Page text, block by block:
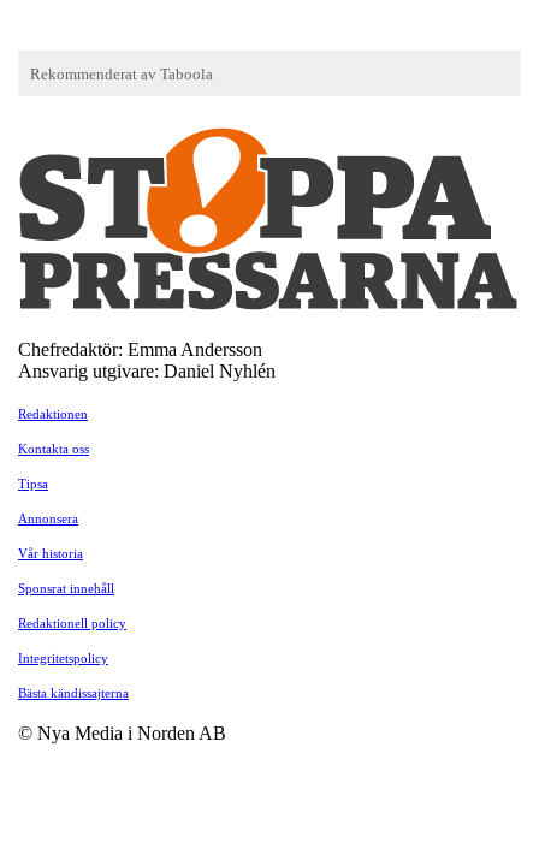
Chefredaktör: Emma Andersson
Ansvarig utgivare: Daniel Nyhlén
Redaktionen
Kontakta oss
Tipsa
Annonsera
Vår historia
Sponsrat innehåll
Redaktionell policy
Integritetspolicy
Bästa kändissajterna
© Nya Media i Norden AB